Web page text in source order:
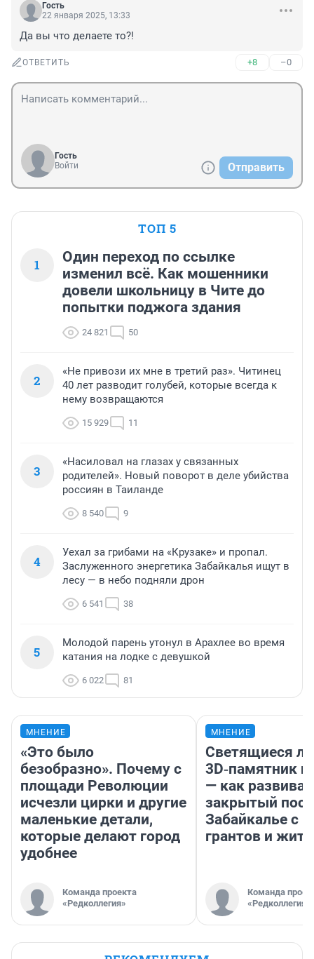
Гость
22 января 2025, 13:33
Да вы что делаете то?!
ОТВЕТИТЬ +8 –0
Гость
Войти
Отправить
ТОП 5
1
Один переход по ссылке
изменил всё. Как мошенники
довели школьницу в Чите до
попытки поджога здания
24 821 50
2
«Не привози их мне в третий раз». Читинец
40 лет разводит голубей, которые всегда к
нему возвращаются
15 929 11
3
«Насиловал на глазах у связанных
родителей». Новый поворот в деле убийства
россиян в Таиланде
8 540 9
4
Уехал за грибами на «Крузаке» и пропал.
Заслуженного энергетика Забайкалья ищут в
лесу — в небо подняли дрон
6 541 38
5
Молодой парень утонул в Арахлее во время
катания на лодке с девушкой
6 022 81
МНЕНИЕ
«Это было
безобразно». Почему с
площади Революции
исчезли цирки и другие
маленькие детали,
которые делают город
удобнее
Команда проекта
«Редколлегия»
МНЕНИЕ
Светящиеся
3D‑памятник и
— как
закрытый
Забайкалье с
грантов и
Команда
«Редколлегия»